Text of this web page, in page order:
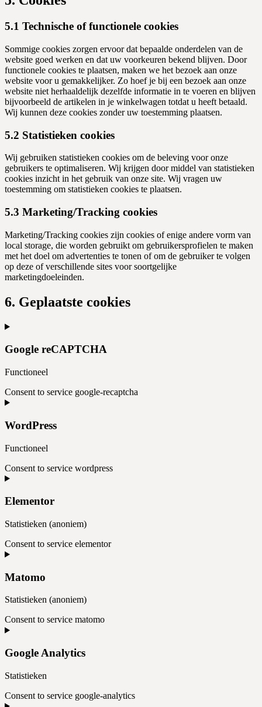
5.1 Technische of functionele cookies
Sommige cookies zorgen ervoor dat bepaalde onderdelen van de
website goed werken en dat uw voorkeuren bekend blijven. Door
functionele cookies te plaatsen, maken we het bezoek aan onze
website voor u gemakkelijker. Zo hoef je bij een bezoek aan onze
website niet herhaaldelijk dezelfde informatie in te voeren en blijven
bijvoorbeeld de artikelen in je winkelwagen totdat u heeft betaald.
Wij kunnen deze cookies zonder uw toestemming plaatsen.
5.2 Statistieken cookies
Wij gebruiken statistieken cookies om de beleving voor onze
gebruikers te optimaliseren. Wij krijgen door middel van statistieken
cookies inzicht in het gebruik van onze site. Wij vragen uw
toestemming om statistieken cookies te plaatsen.
5.3 Marketing/Tracking cookies
Marketing/Tracking cookies zijn cookies of enige andere vorm van
local storage, die worden gebruikt om gebruikersprofielen te maken
met het doel om advertenties te tonen of om de gebruiker te volgen
op deze of verschillende sites voor soortgelijke
marketingdoeleinden.
6. Geplaatste cookies
Google reCAPTCHA
Functioneel
Consent to service google-recaptcha
WordPress
Functioneel
Consent to service wordpress
Elementor
Statistieken (anoniem)
Consent to service elementor
Matomo
Statistieken (anoniem)
Consent to service matomo
Google Analytics
Statistieken
Consent to service google-analytics